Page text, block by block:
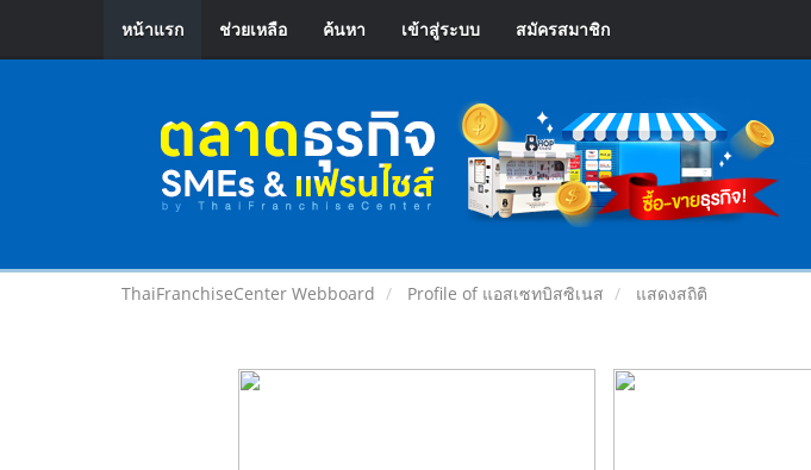
หน้าแรก ช่วยเหลือ ค้นหา เข้าสู่ระบบ สมัครสมาชิก
ThaiFranchiseCenter Webboard Profile of แอสเซทบิสซิเนส แสดงสถิติ